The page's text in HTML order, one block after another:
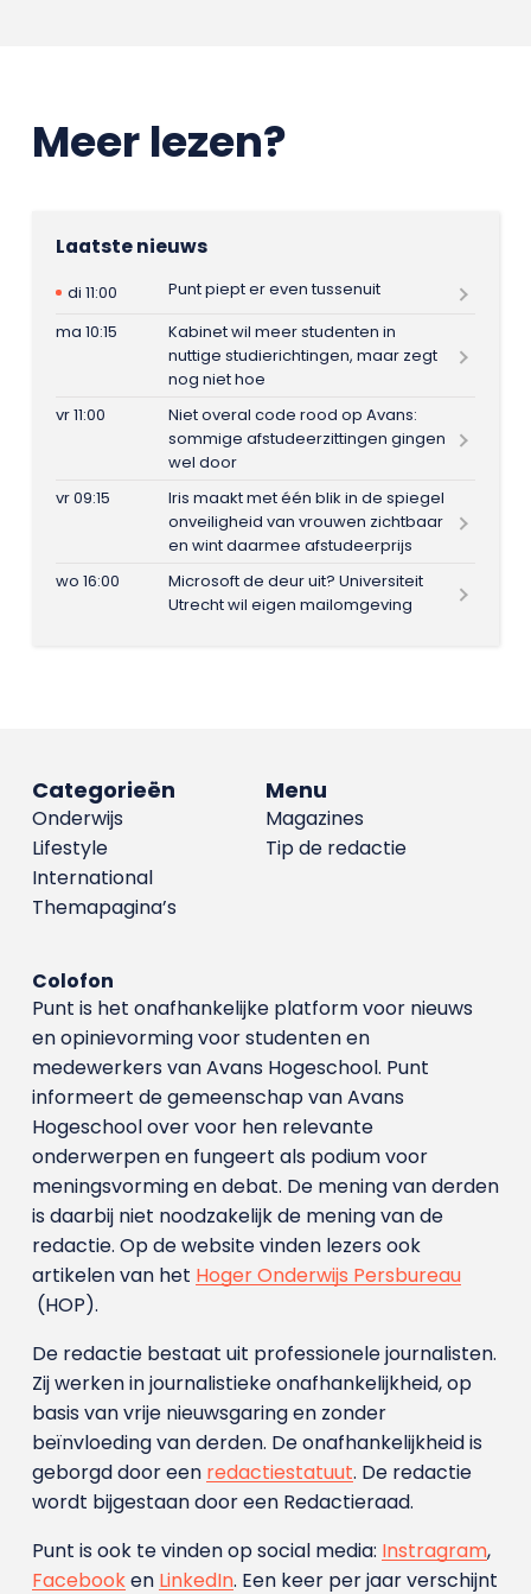
Meer lezen?
Laatste nieuws
di 11:00
Punt piept er even tussenuit
ma 10:15
Kabinet wil meer studenten in
nuttige studierichtingen, maar zegt
nog niet hoe
vr 11:00
Niet overal code rood op Avans:
sommige afstudeerzittingen gingen
wel door
vr 09:15
Iris maakt met één blik in de spiegel
onveiligheid van vrouwen zichtbaar
en wint daarmee afstudeerprijs
wo 16:00
Microsoft de deur uit? Universiteit
Utrecht wil eigen mailomgeving
Menu
Magazines
Tip de redactie
Categorieën
Onderwijs
Lifestyle
International
Themapagina’s
Colofon
Punt is het onafhankelijke platform voor nieuws
en opinievorming voor studenten en
medewerkers van Avans Hoge­school. Punt
informeert de gemeenschap van Avans
Hogeschool over voor hen relevante
onderwerpen en fungeert als podium voor
meningsvorming en debat. De mening van derden
is daarbij niet noodzakelijk de mening van de
redactie. Op de website vinden lezers ook
artikelen van het Hoger Onderwijs Persbureau
(HOP).
De redactie bestaat uit professionele journalisten.
Zij werken in journalistieke onafhankelijkheid, op
basis van vrije nieuwsgaring en zonder
beïnvloeding van derden. De onafhankelijkheid is
geborgd door een redactiestatuut. De redactie
wordt bijgestaan door een Redactieraad.
Punt is ook te vinden op social media: Instragram,
Facebooken LinkedIn. Een keer per jaar verschijnt